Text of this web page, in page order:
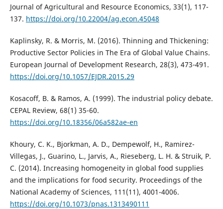
Journal of Agricultural and Resource Economics, 33(1), 117-
137. https://doi.org/10.22004/ag.econ.45048
Kaplinsky, R. & Morris, M. (2016). Thinning and Thickening:
Productive Sector Policies in The Era of Global Value Chains.
European Journal of Development Research, 28(3), 473-491.
https://doi.org/10.1057/EJDR.2015.29
Kosacoff, B. & Ramos, A. (1999). The industrial policy debate.
CEPAL Review, 68(1) 35-60.
https://doi.org/10.18356/06a582ae-en
Khoury, C. K., Bjorkman, A. D., Dempewolf, H., Ramirez-
Villegas, J., Guarino, L., Jarvis, A., Rieseberg, L. H. & Struik, P.
C. (2014). Increasing homogeneity in global food supplies
and the implications for food security. Proceedings of the
National Academy of Sciences, 111(11), 4001-4006.
https://doi.org/10.1073/pnas.1313490111